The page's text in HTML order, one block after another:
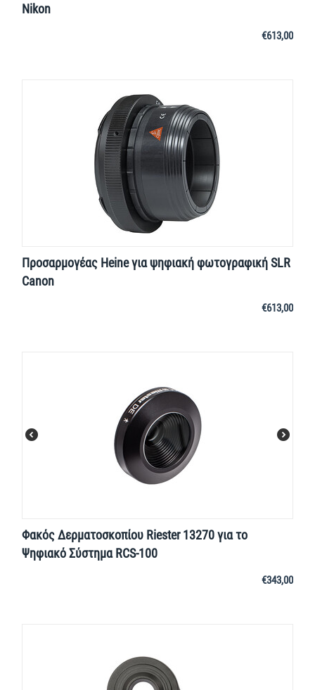
Nikon
€613,00
Προσαρμογέας Heine για ψηφιακή φωτογραφική SLR
Canon
€613,00
Φακός Δερματοσκοπίου Riester 13270 για το
Ψηφιακό Σύστημα RCS-100
€343,00